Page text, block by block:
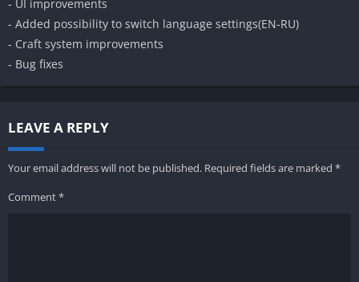
- UI improvements
- Added possibility to switch language settings(EN-RU)
- Craft system improvements
- Bug fixes
LEAVE A REPLY
Your email address will not be published. Required fields are marked *
Comment*